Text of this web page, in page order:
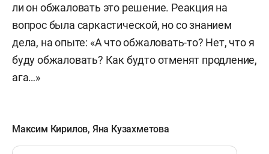
ли он обжаловать это решение. Реакция на
вопрос была саркастической, но со знанием
дела, на опыте: «А что обжаловать-то? Нет, что я
буду обжаловать? Как будто отменят продление,
ага…»
Максим Кирилов, Яна Кузахметова